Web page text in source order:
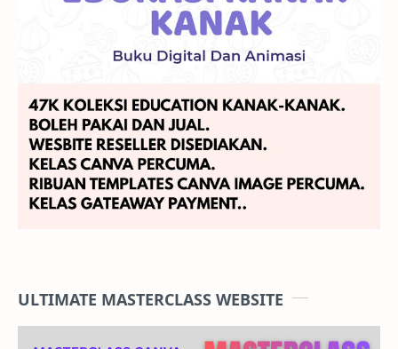
ULTIMATE MASTERCLASS WEBSITE